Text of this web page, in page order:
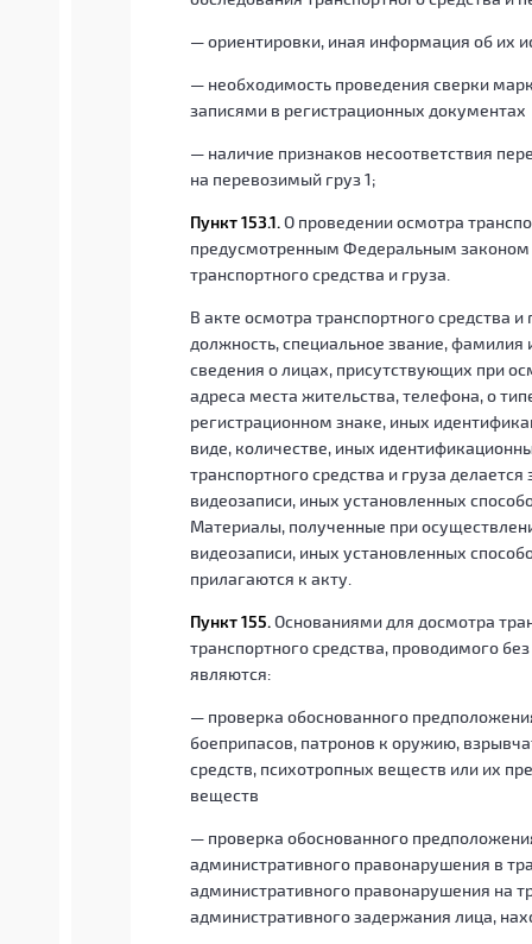
— ориентировки, иная информация об их
— необходимость проведения сверки
записями в регистрационных документах
— наличие признаков несоответствия
на перевозимый груз 1;
Пункт 153.1.О проведении осмотра
предусмотренным Федеральным законом
транспортного средства и груза.
В акте осмотра транспортного средства
должность, специальное звание, фамилия
сведения о лицах, присутствующих при
адреса места жительства, телефона, о
регистрационном знаке, иных
виде, количестве, иных
транспортного средства и груза
видеозаписи, иных установленных
Материалы, полученные при
видеозаписи, иных установленных
прилагаются к акту.
Пункт 155.Основаниями для досмотра
транспортного средства, проводимого
являются:
— проверка обоснованного
боеприпасов, патронов к оружию,
средств, психотропных веществ или их
веществ
— проверка обоснованного
административного правонарушения в
административного правонарушения на
административного задержания лица,